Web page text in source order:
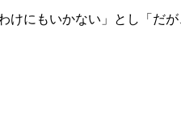
にもいかない」とし「だ